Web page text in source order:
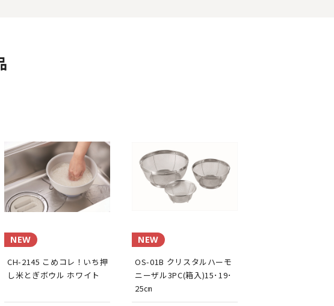
NEW
CH-2145 こめコレ！いち押
し米とぎボウル ホワイト
NEW
OS-01B クリスタルハーモ
ニーザル3PC(箱入)15･19･
25㎝